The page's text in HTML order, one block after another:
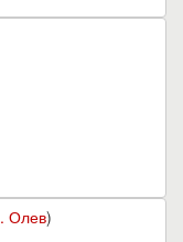
Олев)